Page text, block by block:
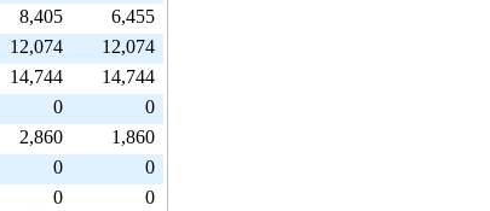
8,405
6,455
12,074
12,074
14,744
14,744
0
0
2,860
1,860
0
0
0
0